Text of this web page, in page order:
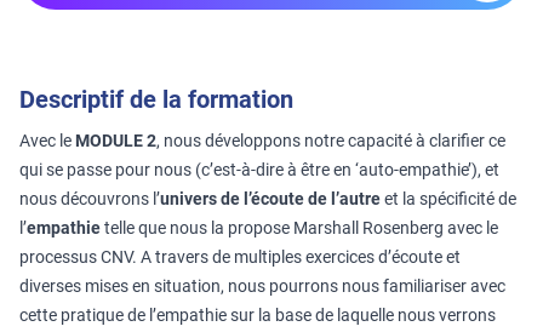
Descriptif de la formation
Avec le MODULE 2, nous développons notre capacité à clarifier ce
qui se passe pour nous (c’est-à-dire à être en ‘auto-empathie’), et
nous découvrons l’univers de l’écoute de l’autreet la spécificité de
l’empathietelle que nous la propose Marshall Rosenberg avec le
processus CNV. A travers de multiples exercices d’écoute et
diverses mises en situation, nous pourrons nous familiariser avec
cette pratique de l’empathie sur la base de laquelle nous verrons